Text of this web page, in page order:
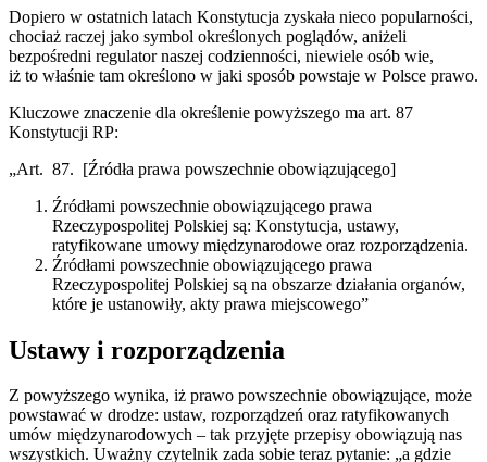
Dopiero w ostatnich latach Konstytucja zyskała nieco popularności,
chociaż raczej jako symbol określonych poglądów, aniżeli
bezpośredni regulator naszej codzienności, niewiele osób wie,
iż to właśnie tam określono w jaki sposób powstaje w Polsce prawo.
Kluczowe znaczenie dla określenie powyższego ma art. 87
Konstytucji RP:
„Art. 87. [Źródła prawa powszechnie obowiązującego]
Źródłami powszechnie obowiązującego prawa
Rzeczypospolitej Polskiej są: Konstytucja, ustawy,
ratyfikowane umowy międzynarodowe oraz rozporządzenia.
Źródłami powszechnie obowiązującego prawa
Rzeczypospolitej Polskiej są na obszarze działania organów,
które je ustanowiły, akty prawa miejscowego”
Ustawy i rozporządzenia
Z powyższego wynika, iż prawo powszechnie obowiązujące, może
powstawać w drodze: ustaw, rozporządzeń oraz ratyfikowanych
umów międzynarodowych – tak przyjęte przepisy obowiązują nas
wszystkich. Uważny czytelnik zada sobie teraz pytanie: „a gdzie